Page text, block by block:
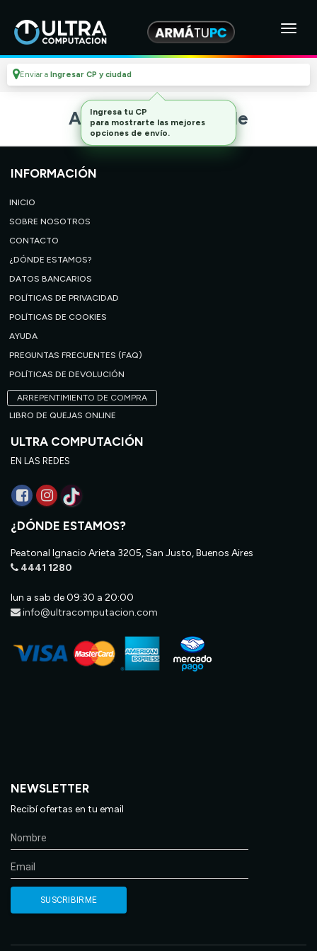
Enviar a Ingresar CP y ciudad
Artículo no disponible
INFORMACIÓN
INICIO
SOBRE NOSOTROS
CONTACTO
¿DÓNDE ESTAMOS?
DATOS BANCARIOS
POLÍTICAS DE PRIVACIDAD
POLÍTICAS DE COOKIES
AYUDA
PREGUNTAS FRECUENTES (FAQ)
POLÍTICAS DE DEVOLUCIÓN
ARREPENTIMIENTO DE COMPRA
LIBRO DE QUEJAS ONLINE
ULTRA COMPUTACIÓN
EN LAS REDES
¿DÓNDE ESTAMOS?
Peatonal Ignacio Arieta 3205, San Justo, Buenos Aires
4441 1280
lun a sab de 09:30 a 20:00
info@ultracomputacion.com
NEWSLETTER
Recibí ofertas en tu email
Ingresa tu CP
para mostrarte las mejores
opciones de envío.